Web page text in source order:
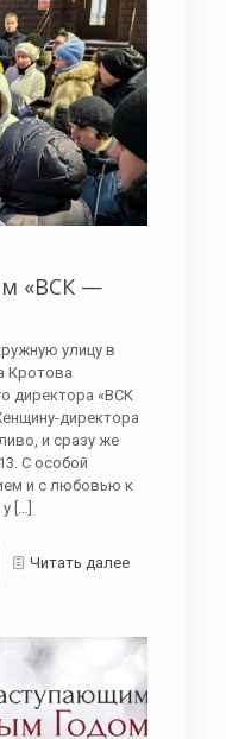
«ВСК —
улицу в
Кротова
директора «ВСК
директора
и сразу же
С особой
и с любовью к
[…]
Читать далее